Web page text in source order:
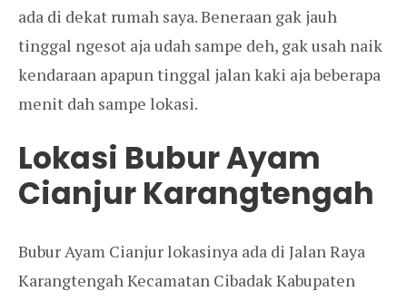
ada di dekat rumah saya. Beneraan gak jauh
tinggal ngesot aja udah sampe deh, gak usah naik
kendaraan apapun tinggal jalan kaki aja beberapa
menit dah sampe lokasi.
Lokasi Bubur Ayam
Cianjur Karangtengah
Bubur Ayam Cianjur lokasinya ada di Jalan Raya
Karangtengah Kecamatan Cibadak Kabupaten